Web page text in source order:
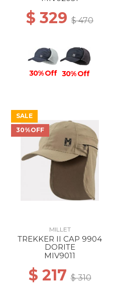
$ 329 $ 470
30% Off 30% Off
SALE
30%OFF
MILLET
TREKKER II CAP 9904
DORITE
MIV9011
$ 217$ 310